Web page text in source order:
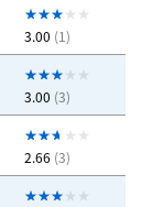
3.00 (1)
3.00 (3)
2.66 (3)